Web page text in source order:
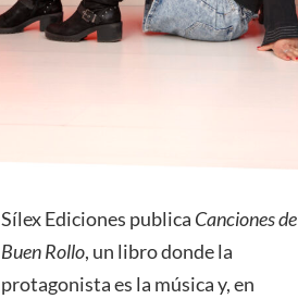
Sílex Ediciones publica Canciones de
Buen Rollo, un libro donde la
protagonista es la música y, en